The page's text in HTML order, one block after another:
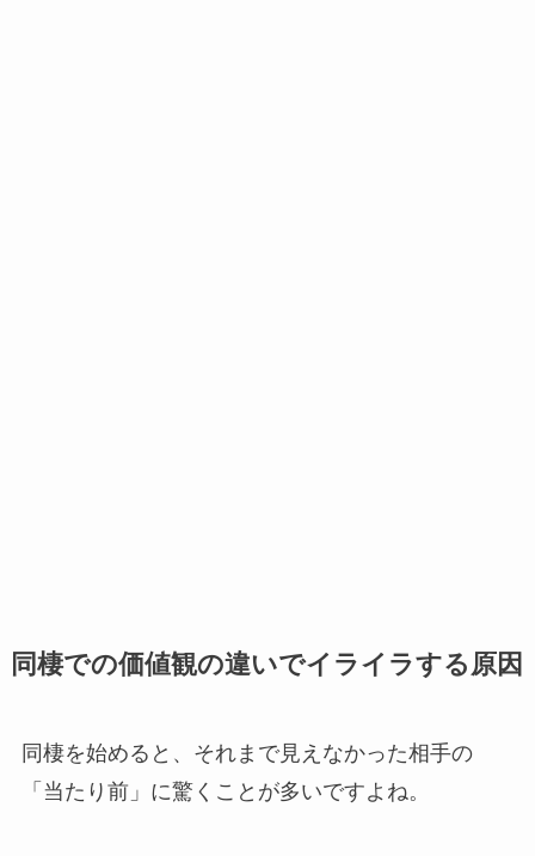
同棲での価値観の違いでイライラする原因
同棲を始めると、それまで見えなかった相手の
「当たり前」に驚くことが多いですよね。